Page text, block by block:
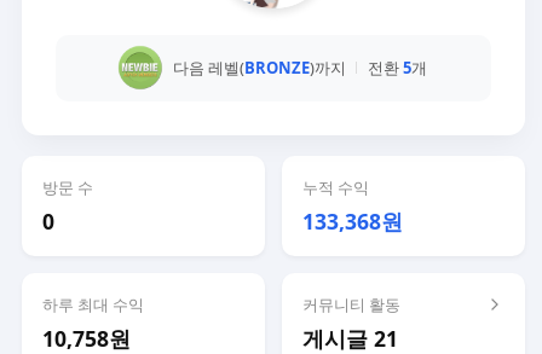
다음 레벨(BRONZE)까지 전환5개
방문 수
0
누적 수익
133,368원
하루 최대 수익
10,758원
커뮤니티 활동
게시글 21